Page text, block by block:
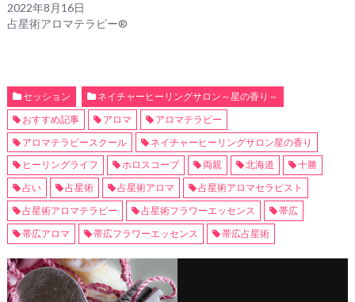
2022年8月16日
占星術アロマテラピー®
セッション
ネイチャーヒーリングサロン～星の香り～
おすすめ記事
アロマ
アロマテラピー
アロマテラピースクール
ネイチャーヒーリングサロン星の香り
ヒーリングライフ
ホロスコープ 両親 北海道
十勝
占い
占星術 占星術アロマ
占星術アロマセラピスト
占星術アロマテラピー
占星術フラワーエッセンス
帯広
帯広アロマ
帯広フラワーエッセンス 帯広占星術